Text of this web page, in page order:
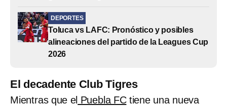
DEPORTES
Toluca vs LAFC: Pronóstico y posibles
alineaciones del partido de la Leagues Cup
2026
El decadente Club Tigres
Mientras que el Puebla FCtiene una nueva